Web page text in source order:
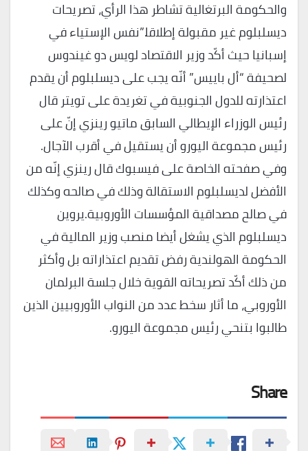
والحكومة البرتغالية تشاطر هذا الرأي، تصريحات
ديسلبلوم غير مقبولة إطلاقا.”نفس الإستياء في
إسبانيا حيث أكّد وزير الاقتصاد لويس دو غيندوس
لصحيفة “أل باييس” أنّه يجب على ديسلبلوم أن يقدم
اعتذارته للدول الجنوبية في تغريدة على تويتر قال
رئيس الوزراء الإيطالي السابق ماتيو رينزي إنّ على
رئيس مجموعة اليورو أن يستقيل في أقرب الآجال.
وفي صفحته الخاصة على فيسبوك قال رينزي إنّه من
الأفضل لديسلبلوم الاستقالة وذلك في صالحه وكذلك
في صالح مصداقية المؤسسات الأوروبية.يروين
ديسلبلوم الذي يشغل أيضا منصب وزير المالية في
الحكومة الهولندية رفض تقديم اعتذاراته بل وأكثر
من ذلك أكّد تصريحاته القوية خلال جلسة البرلمان
الأوروبي، ما أثار سخط عدد من النواب الأوروبيين الذين
طالبوا بتنحي رئيس مجموعة اليورو.
Share